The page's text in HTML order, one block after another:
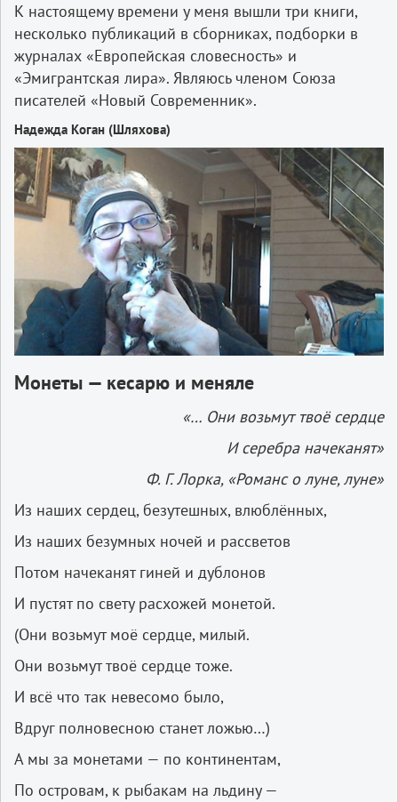
К настоящему времени у меня вышли три книги,
несколько публикаций в сборниках, подборки в
журналах «Европейская словесность» и
«Эмигрантская лира». Являюсь членом Союза
писателей «Новый Современник».
Надежда Коган (Шляхова)
Монеты — кесарю и меняле
«… Они возьмут твоё сердце
И серебра начеканят»
Ф. Г.Лорка, «Романс о луне,луне»
Из наших сердец, безутешных, влюблённых,
Из наших безумных ночей и рассветов
Потом начеканят гиней и дублонов
И пустят по свету расхожей монетой.
(Они возьмут моё сердце, милый.
Они возьмут твоё сердце тоже.
И всё что так невесомо было,
Вдруг полновесною станет ложью…)
А мы за монетами — по континентам,
По островам, к рыбакам на льдину —